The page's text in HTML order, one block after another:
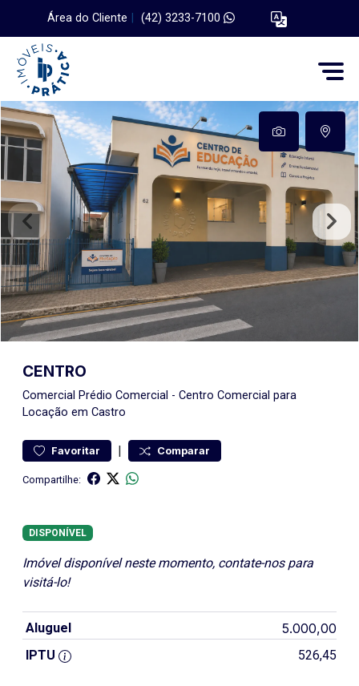
Área do Cliente (42) 3233-7100
CENTRO
Comercial Prédio Comercial - Centro Comercial para
Locação em Castro
Favoritar | Comparar
Compartilhe:
DISPONÍVEL
Imóvel disponível neste momento, contate-nos para
visitá-lo!
Aluguel 5.000,00
IPTU 526,45